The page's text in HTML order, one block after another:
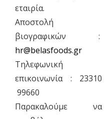
εταιρία.
Αποστολή
βιογραφικών :
hr@belasfoods.gr
Τηλεφωνική
επικοινωνία : 23310
99660
Παρακαλούμε να